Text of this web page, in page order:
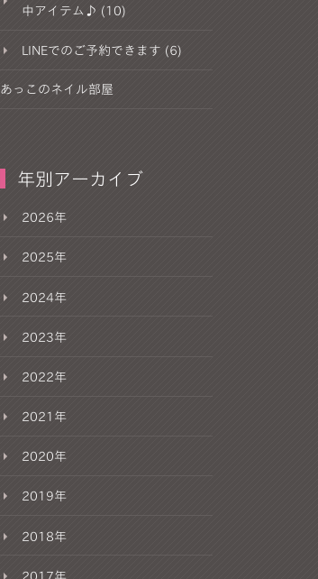
中アイテム♪ (10)
LINEでのご予約できます (6)
あっこのネイル部屋
年別アーカイブ
2026年
2025年
2024年
2023年
2022年
2021年
2020年
2019年
2018年
2017年